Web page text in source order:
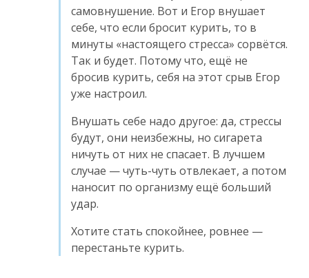
самовнушение. Вот и Егор внушает
себе, что если бросит курить, то в
минуты «настоящего стресса» сорвётся.
Так и будет. Потому что, ещё не
бросив курить, себя на этот срыв Егор
уже настроил.
Внушать себе надо другое: да, стрессы
будут, они неизбежны, но сигарета
ничуть от них не спасает. В лучшем
случае — чуть-чуть отвлекает, а потом
наносит по организму ещё больший
удар.
Хотите стать спокойнее, ровнее —
перестаньте курить.